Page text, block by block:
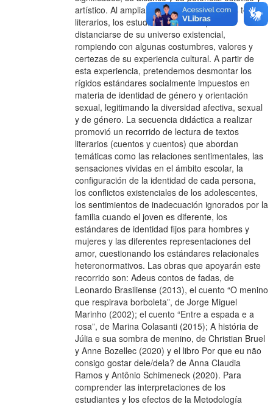
artístico. Al ampliar su comprensión de los textos
literarios, los estudiantes lectores pueden
distanciarse de su universo existencial,
rompiendo con algunas costumbres, valores y
certezas de su experiencia cultural. A partir de
esta experiencia, pretendemos desmontar los
rígidos estándares socialmente impuestos en
materia de identidad de género y orientación
sexual, legitimando la diversidad afectiva, sexual
y de género. La secuencia didáctica a realizar
promovió un recorrido de lectura de textos
literarios (cuentos y cuentos) que abordan
temáticas como las relaciones sentimentales, las
sensaciones vividas en el ámbito escolar, la
configuración de la identidad de cada persona,
los conflictos existenciales de los adolescentes,
los sentimientos de inadecuación ignorados por la
familia cuando el joven es diferente, los
estándares de identidad fijos para hombres y
mujeres y las diferentes representaciones del
amor, cuestionando los estándares relacionales
heteronormativos. Las obras que apoyarán este
recorrido son: Adeus contos de fadas, de
Leonardo Brasiliense (2013), el cuento “O menino
que respirava borboleta”, de Jorge Miguel
Marinho (2002); el cuento “Entre a espada e a
rosa”, de Marina Colasanti (2015); A história de
Júlia e sua sombra de menino, de Christian Bruel
y Anne Bozellec (2020) y el libro Por que eu não
consigo gostar dele/dela? de Anna Claudia
Ramos y Antônio Schimeneck (2020). Para
comprender las interpretaciones de los
estudiantes y los efectos de la Metodología